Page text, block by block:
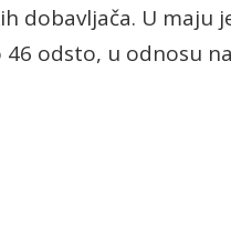
dobavljača. U maju
odsto, u odnosu